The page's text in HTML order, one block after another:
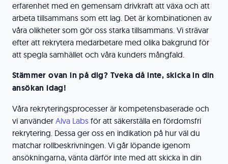
erfarenhet med en gemensam drivkraft att växa och att
arbeta tillsammans som ett lag. Det är kombinationen av
våra olikheter som gör oss starka tillsammans. Vi strävar
efter att rekrytera medarbetare med olika bakgrund för
att spegla samhället och våra kunders mångfald.
Stämmer ovan in på dig? Tveka då inte, skicka in din
ansökan idag!
Våra rekryteringsprocesser är kompetensbaserade och
vi använder Alva Labs för att säkerställa en fördomsfri
rekrytering. Dessa ger oss en indikation på hur väl du
matchar rollbeskrivningen. Vi går löpande igenom
ansökningarna, vänta därför inte med att skicka in din